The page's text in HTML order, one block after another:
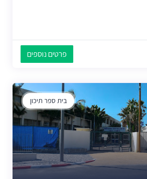
פרטים נוספים
בית ספר תיכון